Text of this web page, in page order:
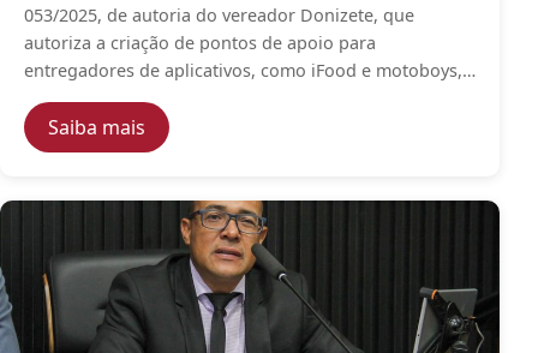
053/2025, de autoria do vereador Donizete, que
autoriza a criação de pontos de apoio para
entregadores de aplicativos, como iFood e motoboys,…
Saiba mais — Câmara aprova criação de pontos de